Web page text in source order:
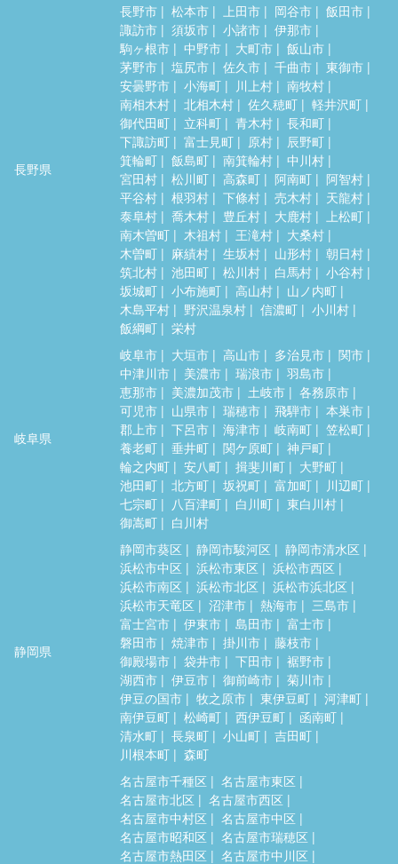
長野県
長野市 松本市 上田市 岡谷市
飯田市
諏訪市
須坂市 小諸市
伊那市
駒ヶ根市
中野市 大町市
飯山市
茅野市
塩尻市 佐久市 千曲市
東御市
安曇野市
小海町 川上村
南牧村
南相木村
北相木村 佐久穂町
軽井沢町
御代田町
立科町 青木村
長和町
下諏訪町
富士見町 原村
辰野町
箕輪町
飯島町 南箕輪村
中川村
宮田村
松川町 高森町 阿南町
阿智村
平谷村
根羽村 下條村 売木村
天龍村
泰阜村
喬木村 豊丘村 大鹿村
上松町
南木曽町
木祖村 王滝村
大桑村
木曽町
麻績村 生坂村 山形村
朝日村
筑北村
池田町 松川村 白馬村
小谷村
坂城町
小布施町 高山村
山ノ内町
木島平村
野沢温泉村 信濃町
小川村
飯綱町
栄村
岐阜県
岐阜市 大垣市 高山市 多治見市
関市
中津川市
美濃市 瑞浪市
羽島市
恵那市
美濃加茂市 土岐市
各務原市
可児市
山県市 瑞穂市 飛騨市
本巣市
郡上市
下呂市 海津市 岐南町
笠松町
養老町
垂井町 関ケ原町
神戸町
輪之内町
安八町 揖斐川町
大野町
池田町
北方町 坂祝町 富加町
川辺町
七宗町
八百津町 白川町
東白川村
御嵩町
白川村
静岡県
静岡市葵区 静岡市駿河区
静岡市清水区
浜松市中区
浜松市東区
浜松市西区
浜松市南区
浜松市北区
浜松市浜北区
浜松市天竜区
沼津市 熱海市
三島市
富士宮市
伊東市 島田市
富士市
磐田市
焼津市 掛川市
藤枝市
御殿場市
袋井市 下田市
裾野市
湖西市
伊豆市 御前崎市
菊川市
伊豆の国市
牧之原市 東伊豆町
河津町
南伊豆町
松崎町 西伊豆町
函南町
清水町
長泉町 小山町
吉田町
川根本町
森町
名古屋市千種区
名古屋市東区
名古屋市北区
名古屋市西区
名古屋市中村区
名古屋市中区
名古屋市昭和区
名古屋市瑞穂区
名古屋市熱田区
名古屋市中川区